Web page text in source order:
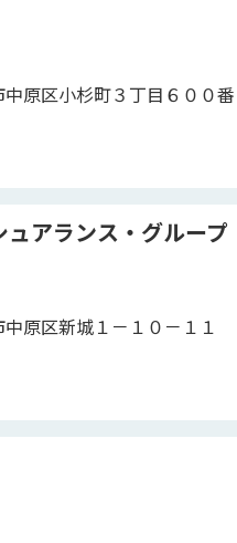
中原区小杉町３丁目６０
アランス・グループ
中原区新城１－１０－１１